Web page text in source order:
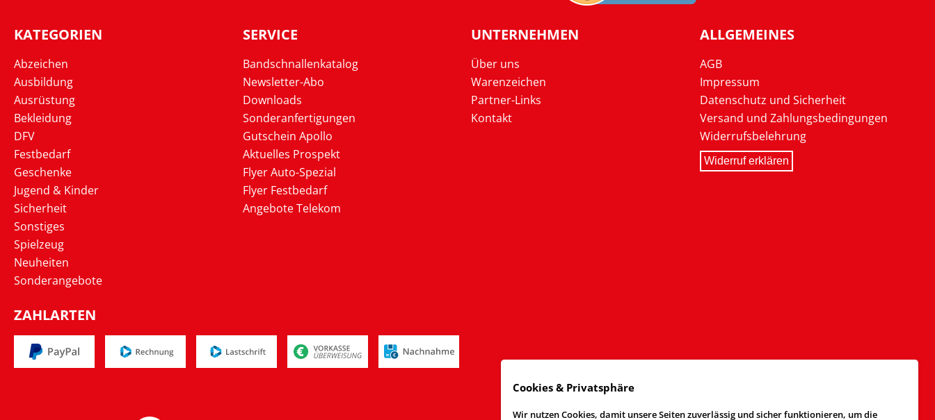
KATEGORIEN
Abzeichen
Ausbildung
Ausrüstung
Bekleidung
DFV
Festbedarf
Geschenke
Jugend & Kinder
Sicherheit
Sonstiges
Spielzeug
Neuheiten
Sonderangebote
SERVICE
Bandschnallenkatalog
Newsletter-Abo
Downloads
Sonderanfertigungen
Gutschein Apollo
Aktuelles Prospekt
Flyer Auto-Spezial
Flyer Festbedarf
Angebote Telekom
UNTERNEHMEN
Über uns
Warenzeichen
Partner-Links
Kontakt
ALLGEMEINES
AGB
Impressum
Datenschutz und Sicherheit
Versand und Zahlungsbedingungen
Widerrufsbelehrung
Widerruf erklären
ZAHLARTEN
Cookies & Privatsphäre
Wir nutzen Cookies, damit unsere Seiten zuverlässig und sicher funktionieren, um die